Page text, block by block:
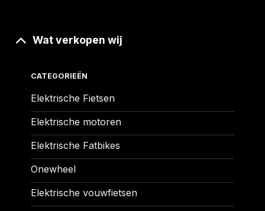
Wat verkopen wij
CATEGORIEËN
Elektrische Fietsen
Elektrische motoren
Elektrische Fatbikes
Onewheel
Elektrische vouwfietsen